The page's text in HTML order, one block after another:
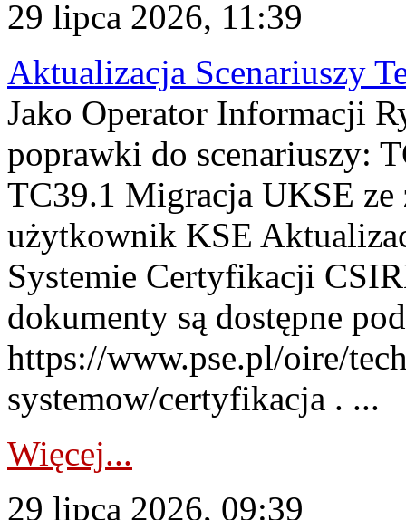
29 lipca 2026, 11:39
Aktualizacja Scenariuszy
Jako Operator Informacji
poprawki do scenariuszy:
TC39.1 Migracja UKSE
użytkownik KSE
Systemie Certyfikacji
dokumenty są dostępne
https://www.pse.pl/oire/
systemow/certyfikacja . ...
Więcej...
29 lipca 2026, 09:39